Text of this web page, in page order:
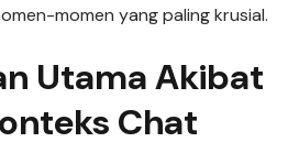
momen yang paling krusial.
Utama Akibat
Chat